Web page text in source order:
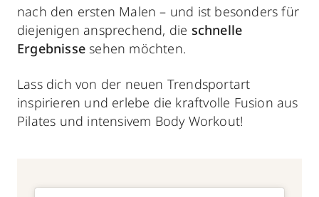
nach den ersten Malen – und ist besonders für
diejenigen ansprechend, die schnelle
Ergebnisse sehen möchten.
Lass dich von der neuen Trendsportart
inspirieren und erlebe die kraftvolle Fusion aus
Pilates und intensivem Body Workout!